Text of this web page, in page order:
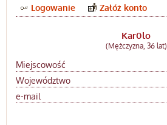
Logowanie
Załóż konto
Kar0lo
(Mężczyzna, 36 lat)
Miejscowość
Województwo
e-mail